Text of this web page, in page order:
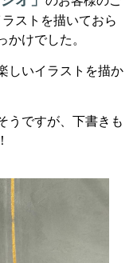
ストを描いておら
けでした。
しいイラストを描か
うですが、下書きも